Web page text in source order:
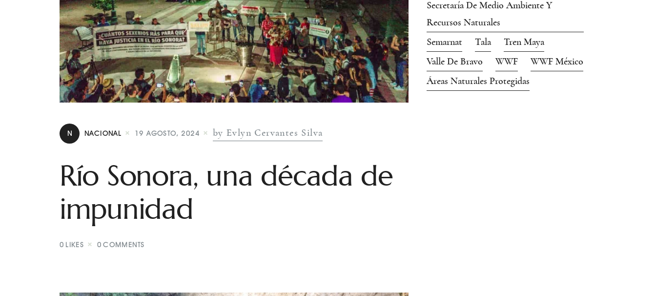
N NACIONAL 19 AGOSTO, 2024 by Evlyn Cervantes Silva
Río Sonora, una década de
impunidad
0 LIKES 0 COMMENTS
Secretaría De Medio Ambiente Y
Recursos Naturales
Semarnat
Tala
Tren Maya
Valle De Bravo
WWF
WWF México
Áreas Naturales Protegidas